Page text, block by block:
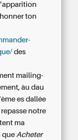
ton
des
mailing-
àu dau
es dallée
notre
ma
que Acheter